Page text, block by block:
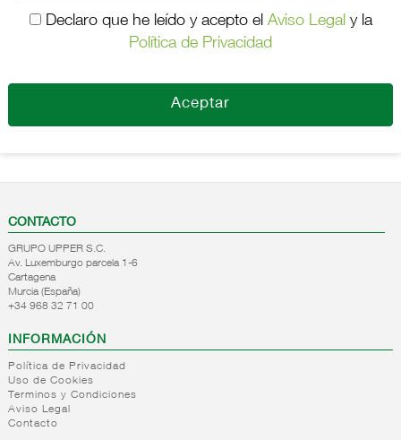
Declaro que he leído y acepto el Aviso Legaly la
Política de Privacidad
CONTACTO
GRUPO UPPER S.C.
Av. Luxemburgo parcela 1-6
Cartagena
Murcia (España)
+34 968 32 71 00
INFORMACIÓN
Política de Privacidad
Uso de Cookies
Terminos y Condiciones
Aviso Legal
Contacto